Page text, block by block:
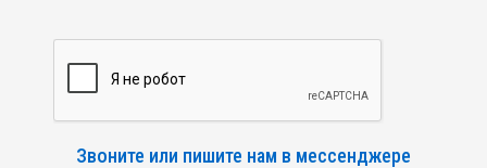
Звоните или пишите нам в мессенджере